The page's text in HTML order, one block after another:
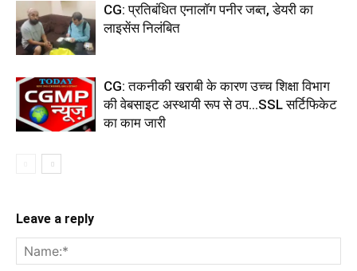
CG: प्रतिबंधित एनालॉग पनीर जब्त, डेयरी का
लाइसेंस निलंबित
CG: तकनीकी खराबी के कारण उच्च शिक्षा विभाग
की वेबसाइट अस्थायी रूप से ठप...SSL सर्टिफिकेट
का काम जारी
Leave a reply